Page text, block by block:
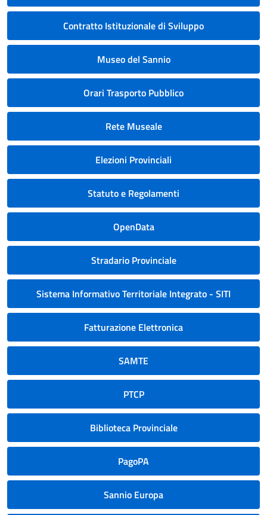
Contratto Istituzionale di Sviluppo
Museo del Sannio
Orari Trasporto Pubblico
Rete Museale
Elezioni Provinciali
Statuto e Regolamenti
OpenData
Stradario Provinciale
Sistema Informativo Territoriale Integrato - SITI
Fatturazione Elettronica
SAMTE
PTCP
Biblioteca Provinciale
PagoPA
Sannio Europa